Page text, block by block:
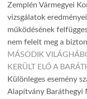
Zemplén Vármegyei
vizsgálatok
működésének
nem felelt meg a
MÁSODIK
KERÜLT ELŐ A
Különleges esemény
Alapítvány Baráthegyi